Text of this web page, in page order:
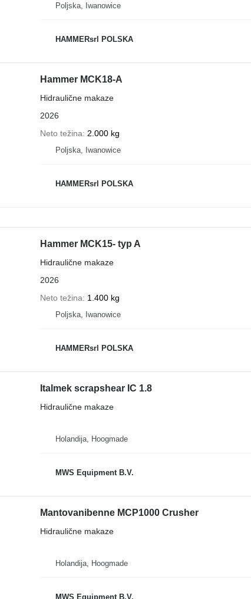
Poljska, Iwanowice
HAMMERsrl POLSKA
Hammer MCK18-A
Hidraulične makaze
2026
Neto težina
2.000 kg
Poljska, Iwanowice
HAMMERsrl POLSKA
Hammer MCK15- typ A
Hidraulične makaze
2026
Neto težina
1.400 kg
Poljska, Iwanowice
HAMMERsrl POLSKA
Italmek scrapshear IC 1.8
Hidraulične makaze
Holandija, Hoogmade
MWS Equipment B.V.
Mantovanibenne MCP1000 Crusher
Hidraulične makaze
Holandija, Hoogmade
MWS Equipment B.V.